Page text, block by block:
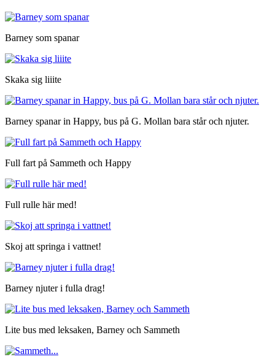
Barney som spanar
Skaka sig liiite
Barney spanar in Happy, bus på G. Mollan bara står och njuter.
Full fart på Sammeth och Happy
Full rulle här med!
Skoj att springa i vattnet!
Barney njuter i fulla drag!
Lite bus med leksaken, Barney och Sammeth